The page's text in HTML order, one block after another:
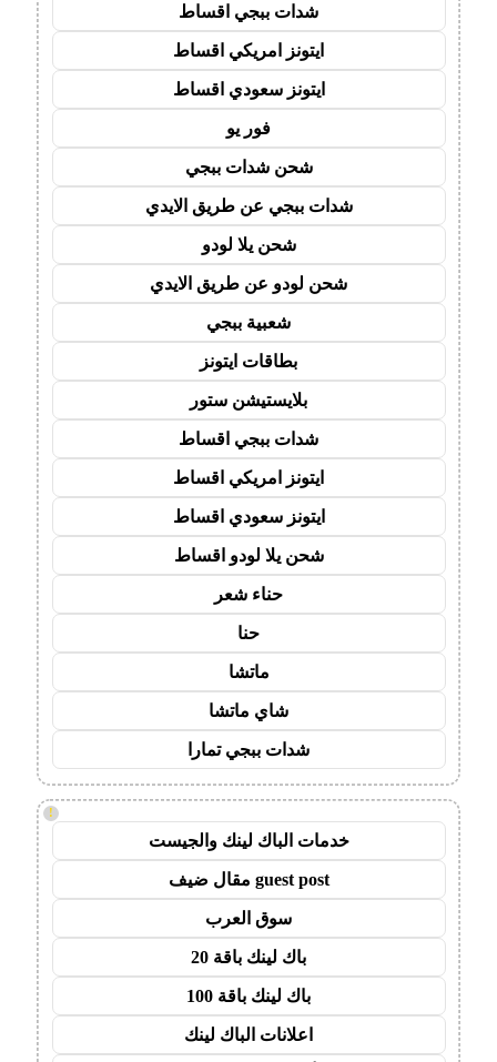
شدات ببجي اقساط
ايتونز امريكي اقساط
ايتونز سعودي اقساط
فور يو
شحن شدات ببجي
شدات ببجي عن طريق الايدي
شحن يلا لودو
شحن لودو عن طريق الايدي
شعبية ببجي
بطاقات ايتونز
بلايستيشن ستور
شدات ببجي اقساط
ايتونز امريكي اقساط
ايتونز سعودي اقساط
شحن يلا لودو اقساط
حناء شعر
حنا
ماتشا
شاي ماتشا
شدات ببجي تمارا
!
خدمات الباك لينك والجيست
guest post مقال ضيف
سوق العرب
باك لينك باقة 20
باك لينك باقة 100
اعلانات الباك لينك